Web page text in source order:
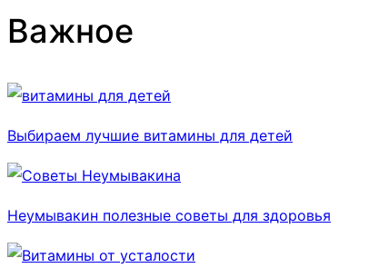
Важное
Выбираем лучшие витамины для детей
Неумывакин полезные советы для здоровья